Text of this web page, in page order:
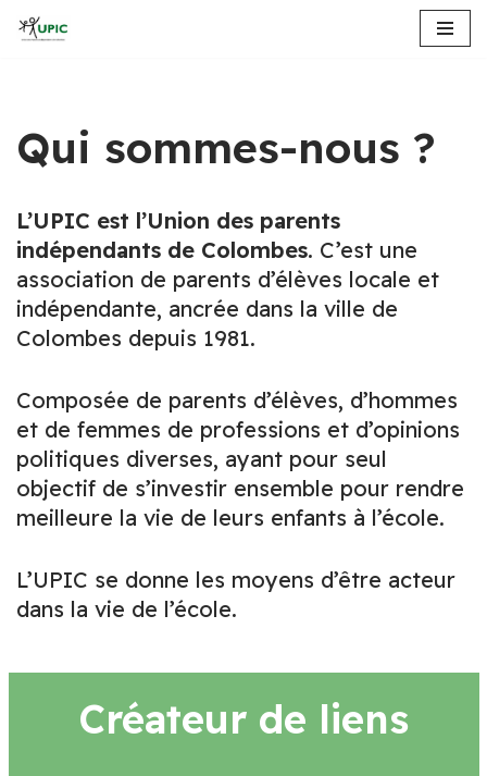
Qui sommes-nous ?
L’UPIC est l’Union des parents
indépendants de Colombes. C’est une
association de parents d’élèves locale et
indépendante, ancrée dans la ville de
Colombes depuis 1981.
Composée de parents d’élèves, d’hommes
et de femmes de professions et d’opinions
politiques diverses, ayant pour seul
objectif de s’investir ensemble pour rendre
meilleure la vie de leurs enfants à l’école.
L’UPIC se donne les moyens d’être acteur
dans la vie de l’école.
Créateur de liens